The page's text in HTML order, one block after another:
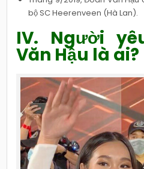
bộ SC Heerenveen (Hà Lan).
IV. Người
Văn Hậu là ai?